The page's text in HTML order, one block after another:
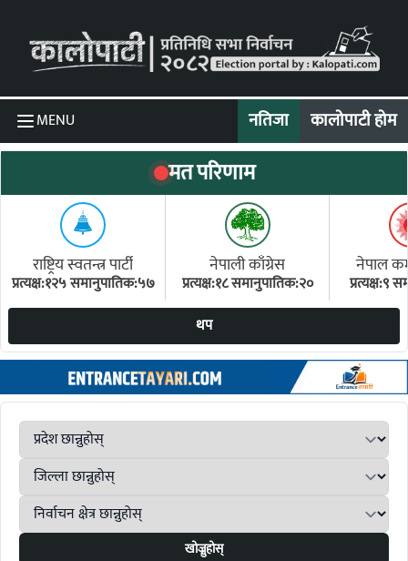
MENU नतिजा कालोपाटी होम
मत परिणाम
राष्ट्रिय स्वतन्त्र पार्टी
प्रत्यक्ष:१२५ समानुपातिक:५७
नेपाली काँग्रेस
प्रत्यक्ष:१८ समानुपातिक:२०
नेपाल
प्रत्यक्ष:९
थप
खोज्नुहोस्